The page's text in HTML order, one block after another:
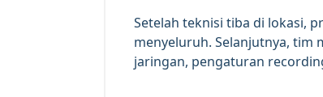
Setelah teknisi tiba di lokasi,
menyeluruh. Selanjutnya, tim
jaringan, pengaturan